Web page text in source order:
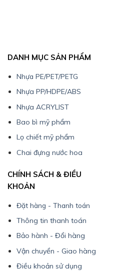
DANH MỤC SẢN PHẨM
Nhựa PE/PET/PETG
Nhựa PP/HDPE/ABS
Nhựa ACRYLIST
Bao bì mỹ phẩm
Lọ chiết mỹ phẩm
Chai đựng nước hoa
CHÍNH SÁCH & ĐIỀU
KHOẢN
Đặt hàng - Thanh toán
Thông tin thanh toán
Bảo hành - Đổi hàng
Vận chuyển - Giao hàng
Điều khoản sử dụng